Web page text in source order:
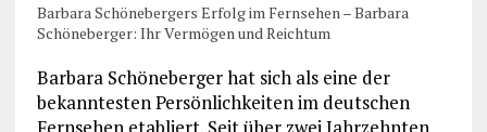
Barbara Schönebergers Erfolg im Fernsehen – Barbara
Schöneberger: Ihr Vermögen und Reichtum
Barbara Schöneberger hat sich als eine der
bekanntesten Persönlichkeiten im deutschen